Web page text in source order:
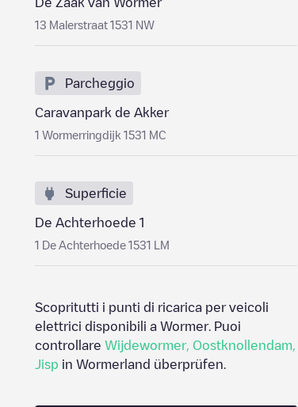
13 Malerstraat 1531 NW
Parcheggio
Caravanpark de Akker
1 Wormerringdijk 1531 MC
Superficie
De Achterhoede 1
1 De Achterhoede 1531 LM
Scopritutti i punti di ricarica per veicoli
elettrici disponibili a Wormer. Puoi
controllare Wijdewormer, Oostknollendam
Jisp in Wormerland überprüfen.